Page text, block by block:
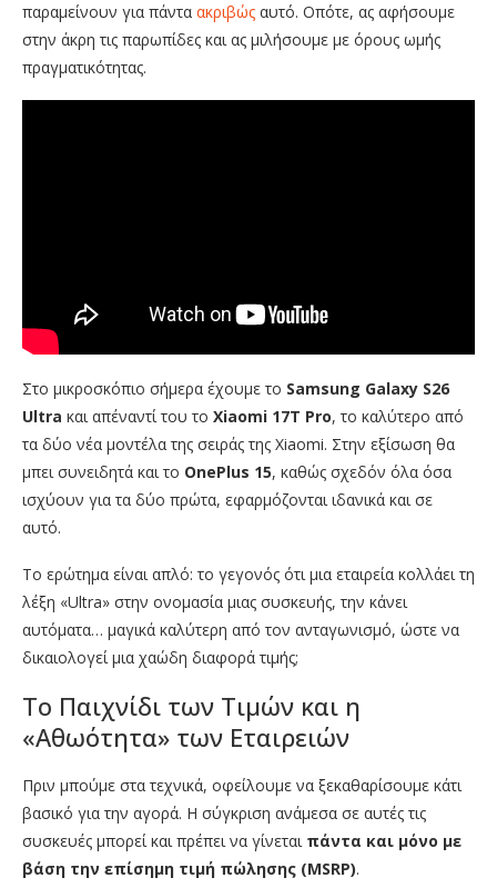
παραμείνουν για πάντα ακριβώς αυτό. Οπότε, ας αφήσουμε
στην άκρη τις παρωπίδες και ας μιλήσουμε με όρους ωμής
πραγματικότητας.
Στο μικροσκόπιο σήμερα έχουμε το Samsung Galaxy S26
Ultra και απέναντί του το Xiaomi 17T Pro, το καλύτερο από
τα δύο νέα μοντέλα της σειράς της Xiaomi. Στην εξίσωση θα
μπει συνειδητά και το OnePlus 15, καθώς σχεδόν όλα όσα
ισχύουν για τα δύο πρώτα, εφαρμόζονται ιδανικά και σε
αυτό.
Το ερώτημα είναι απλό: το γεγονός ότι μια εταιρεία κολλάει τη
λέξη «Ultra» στην ονομασία μιας συσκευής, την κάνει
αυτόματα… μαγικά καλύτερη από τον ανταγωνισμό, ώστε να
δικαιολογεί μια χαώδη διαφορά τιμής;
Το Παιχνίδι των Τιμών και η
«Αθωότητα» των Εταιρειών
Πριν μπούμε στα τεχνικά, οφείλουμε να ξεκαθαρίσουμε κάτι
βασικό για την αγορά. Η σύγκριση ανάμεσα σε αυτές τις
συσκευές μπορεί και πρέπει να γίνεται πάντα και μόνο με
βάση την επίσημη τιμή πώλησης (MSRP).